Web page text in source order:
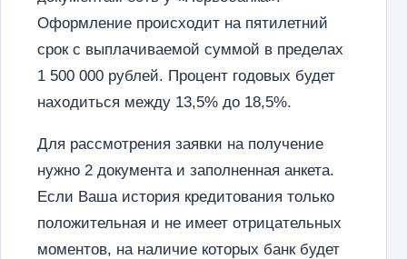
Оформление происходит на пятилетний
срок с выплачиваемой суммой в пределах
1 500 000 рублей. Процент годовых будет
находиться между 13,5% до 18,5%.
Для рассмотрения заявки на получение
нужно 2 документа и заполненная анкета.
Если Ваша история кредитования только
положительная и не имеет отрицательных
моментов, на наличие которых банк будет